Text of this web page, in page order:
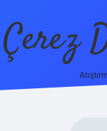
Çerez